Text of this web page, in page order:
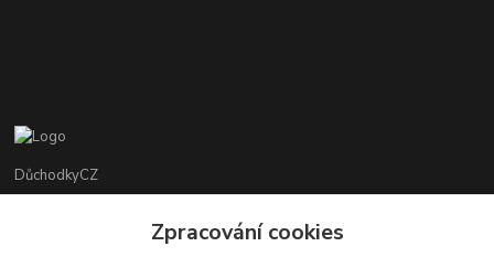
DůchodkyCZ
+420 412384749
Zpracování cookies